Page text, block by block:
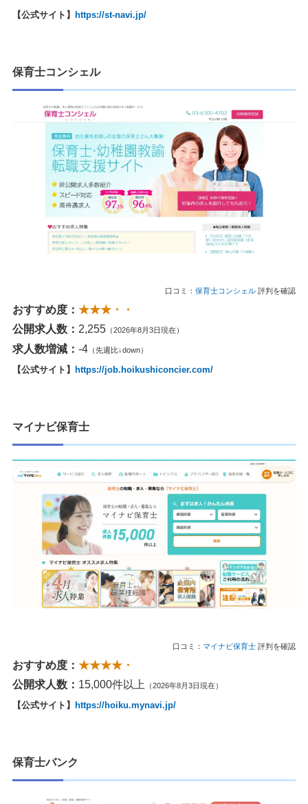
【公式サイト】 https://st-navi.jp/
保育士コンシェル
口コミ： 保育士コンシェル 評判を確認
おすすめ度： ★★★・・
公開求人数： 2,255 （2026年8月3日現在）
求人数増減： -4 （先週比↓down）
【公式サイト】 https://job.hoikushiconcier.com/
マイナビ保育士
口コミ： マイナビ保育士 評判を確認
おすすめ度： ★★★★・
公開求人数： 15,000件以上 （2026年8月3日現在）
【公式サイト】 https://hoiku.mynavi.jp/
保育士バンク